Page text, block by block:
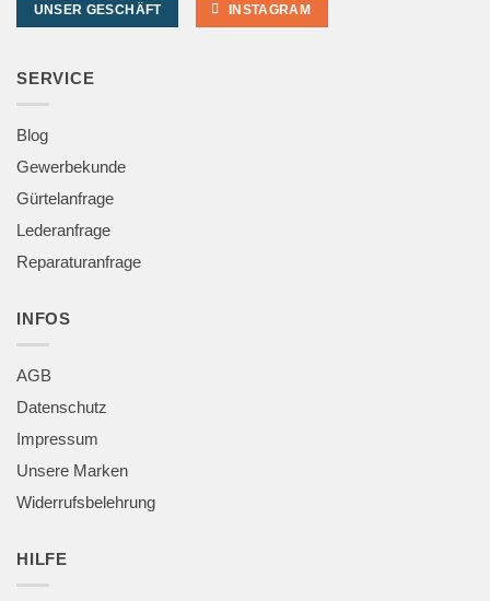
UNSER GESCHÄFT INSTAGRAM
SERVICE
Blog
Gewerbekunde
Gürtelanfrage
Lederanfrage
Reparaturanfrage
INFOS
AGB
Datenschutz
Impressum
Unsere Marken
Widerrufsbelehrung
HILFE